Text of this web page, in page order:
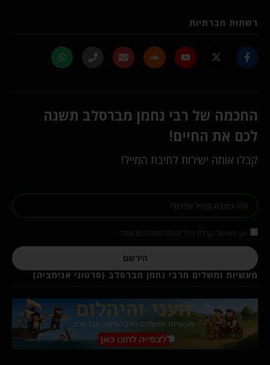
רשתות חברתיות
החכמה של רבי נחמן מברסלב תשנה
לכם את החיים!
קבלו אותה ישירות לתיבת המייל!
הירשם
מעשיות ומשלים מרבי נחמן מברסלב (סרטוני אנימציה)